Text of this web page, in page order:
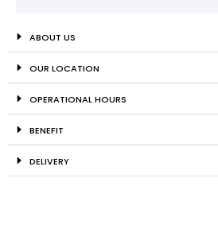
ABOUT US
OUR LOCATION
OPERATIONAL HOURS
BENEFIT
DELIVERY